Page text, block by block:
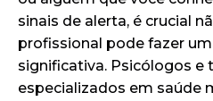
sinais de alerta, é crucial
profissional pode fazer
significativa. Psicólogos e
especializados em saúde